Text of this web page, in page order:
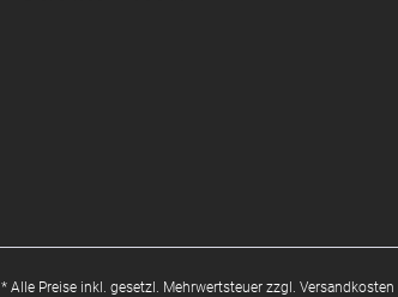
* Alle Preise inkl. gesetzl. Mehrwertsteuer zzgl. Versandkosten